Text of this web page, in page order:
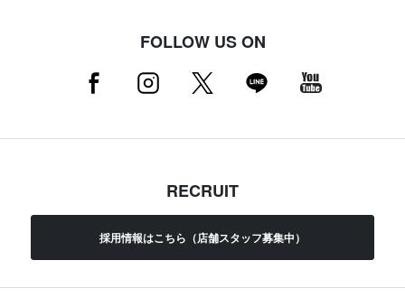
FOLLOW US ON
RECRUIT
採用情報はこちら（店舗スタッフ募集中）